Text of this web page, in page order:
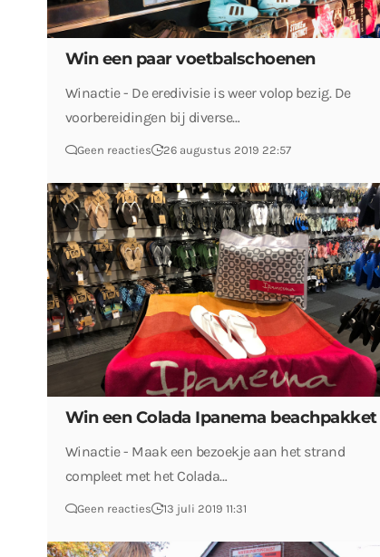
Win een paar voetbalschoenen
Winactie - De eredivisie is weer volop bezig. De
voorbereidingen bij diverse…
Geen reacties 26 augustus 2019 22:57
Win een Colada Ipanema beachpakket
Winactie - Maak een bezoekje aan het strand
compleet met het Colada…
Geen reacties 13 juli 2019 11:31